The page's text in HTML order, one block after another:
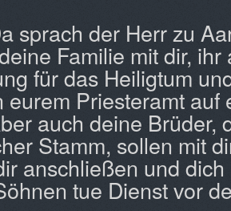
sprach der Herr zu
Familie mit dir, ihr
für das Heiligtum
eurem Priesteramt auf
auch deine Brüder,
Stamm, sollen mit
anschließen und
tue Dienst vor